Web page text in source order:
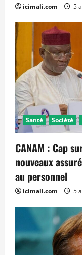
icimali.com 5
Santé Société
CANAM : Cap
nouveaux
au personnel
icimali.com 5